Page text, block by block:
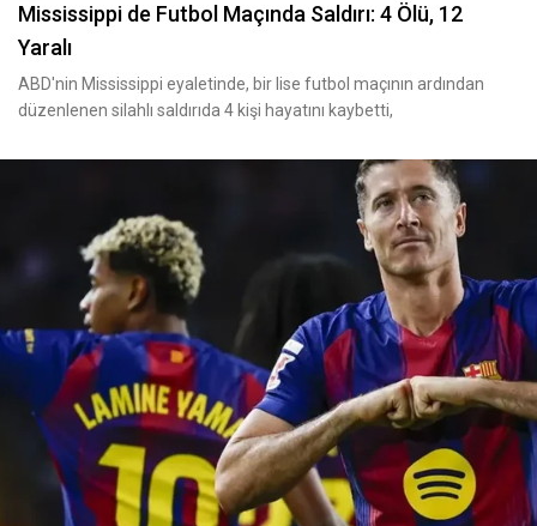
Mississippi de Futbol Maçında Saldırı: 4 Ölü, 12
Yaralı
ABD'nin Mississippi eyaletinde, bir lise futbol maçının ardından
düzenlenen silahlı saldırıda 4 kişi hayatını kaybetti,